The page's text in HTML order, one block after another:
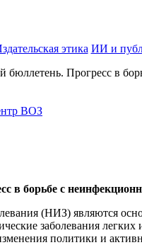
этика ИИ и
Прогресс в
ВОЗ
в борьбе с
(НИЗ) являются
заболевания
политики и